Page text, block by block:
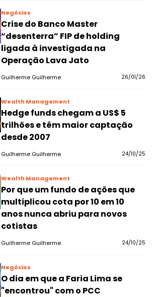
Negócios
Crise do Banco Master
“desenterra” FIP de holding
ligada à investigada na
Operação Lava Jato
Guilherme Guilherme 26/01/26
Wealth Management
Hedge funds chegam a US$ 5
trilhões e têm maior captação
desde 2007
Guilherme Guilherme 24/10/25
Wealth Management
Por que um fundo de ações que
multiplicou cota por 10 em 10
anos nunca abriu para novos
cotistas
Guilherme Guilherme 24/10/25
Negócios
O dia em que a Faria Lima se
"encontrou" com o PCC